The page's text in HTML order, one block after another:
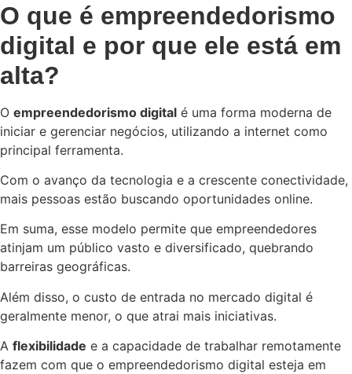
O que é empreendedorismo
digital e por que ele está em
alta?
O empreendedorismo digital é uma forma moderna de
iniciar e gerenciar negócios, utilizando a internet como
principal ferramenta.
Com o avanço da tecnologia e a crescente conectividade,
mais pessoas estão buscando oportunidades online.
Em suma, esse modelo permite que empreendedores
atinjam um público vasto e diversificado, quebrando
barreiras geográficas.
Além disso, o custo de entrada no mercado digital é
geralmente menor, o que atrai mais iniciativas.
A flexibilidade e a capacidade de trabalhar remotamente
fazem com que o empreendedorismo digital esteja em